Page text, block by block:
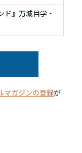
ド』万城目学・
マガジンの登録が